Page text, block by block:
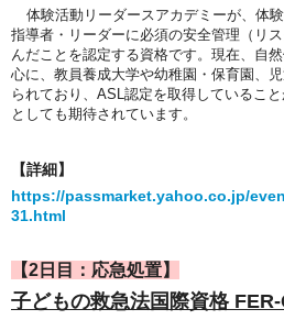
体験活動リーダースアカデミーが、体
指導者・リーダーに必須の安全管理（リ
んだことを認定する資格です。現在、自
心に、教員養成大学や幼稚園・保育園、
られており、ASL認定を取得しているこ
としても期待されています。
【詳細】
https://passmarket.yahoo.co.jp/
31.html
【2日目：応急処置】
子どもの救急法国際資格